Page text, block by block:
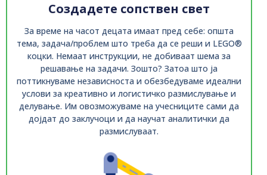
Создадете сопствен свет
За време на часот децата имаат пред себе: општа
тема, задача/проблем што треба да се реши и LEGO®
коцки. Немаат инструкции, не добиваат шема за
решавање на задачи. Зошто? Затоа што ја
поттикнуваме независноста и обезбедуваме идеални
услови за креативно и логистичко размислување и
делување. Им овозможуваме на учесниците сами да
дојдат до заклучоци и да научат аналитички да
размислуваат.